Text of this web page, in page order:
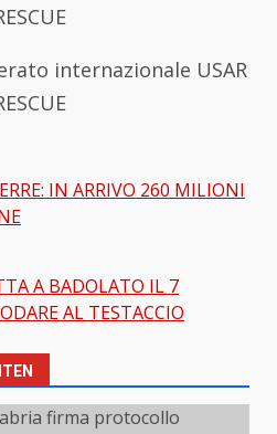
IN ARRIVO 260 MILIONI
A BADOLATO IL 7
AL TESTACCIO